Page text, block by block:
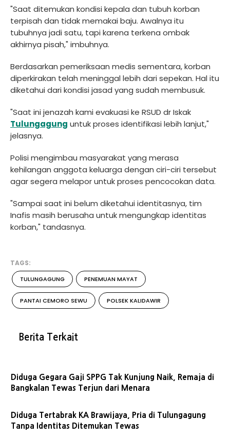
"Saat ditemukan kondisi kepala dan tubuh korban
terpisah dan tidak memakai baju. Awalnya itu
tubuhnya jadi satu, tapi karena terkena ombak
akhirnya pisah," imbuhnya.
Berdasarkan pemeriksaan medis sementara, korban
diperkirakan telah meninggal lebih dari sepekan. Hal itu
diketahui dari kondisi jasad yang sudah membusuk.
"Saat ini jenazah kami evakuasi ke RSUD dr Iskak
Tulungagung untuk proses identifikasi lebih lanjut,"
jelasnya.
Polisi mengimbau masyarakat yang merasa
kehilangan anggota keluarga dengan ciri-ciri tersebut
agar segera melapor untuk proses pencocokan data.
"Sampai saat ini belum diketahui identitasnya, tim
Inafis masih berusaha untuk mengungkap identitas
korban," tandasnya.
TAGS:
TULUNGAGUNG PENEMUAN MAYAT
PANTAI CEMORO SEWU POLSEK KALIDAWIR
Berita Terkait
Diduga Gegara Gaji SPPG Tak Kunjung Naik, Remaja di
Bangkalan Tewas Terjun dari Menara
Diduga Tertabrak KA Brawijaya, Pria di Tulungagung
Tanpa Identitas Ditemukan Tewas